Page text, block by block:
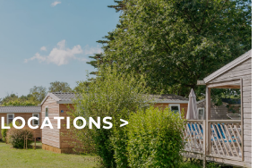
LOCATIONS >